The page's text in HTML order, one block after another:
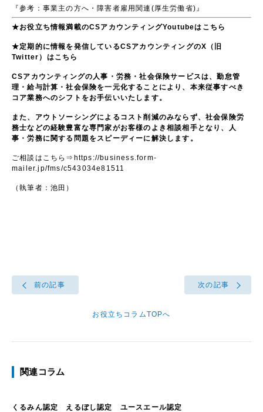
『参考：事業主の方へ・障害者雇用関連 (厚生労働省)』
★お役立ち情報満載のCSアカウンティングYoutubeは こちら
★定期的に情報を発信しているCSアカウンティングのX （旧
Twitter ）はこちら
CSアカウンティングの人事・労務・社会保険サービスは、勤怠管
理・給与計算・社会保険を一元化することにより、本来従事すべき
コア業務へのシフトをお手伝いいたします。
また、アウトソーシングによるコスト削減のみならず、社会保険労
務士などの経験豊富な専門家がお客様のよき相談相手となり、人
事・労務に関する問題をスピーディーに解決します。
ご相談はこちら⇒ https://business.form-
mailer.jp/fms/c543034e81511
（執筆者：池田）
前の記事
お役立ちコラムTOPへ
次の記事
関連コラム
くるみん認定 えるぼし認定 ユースエール認定